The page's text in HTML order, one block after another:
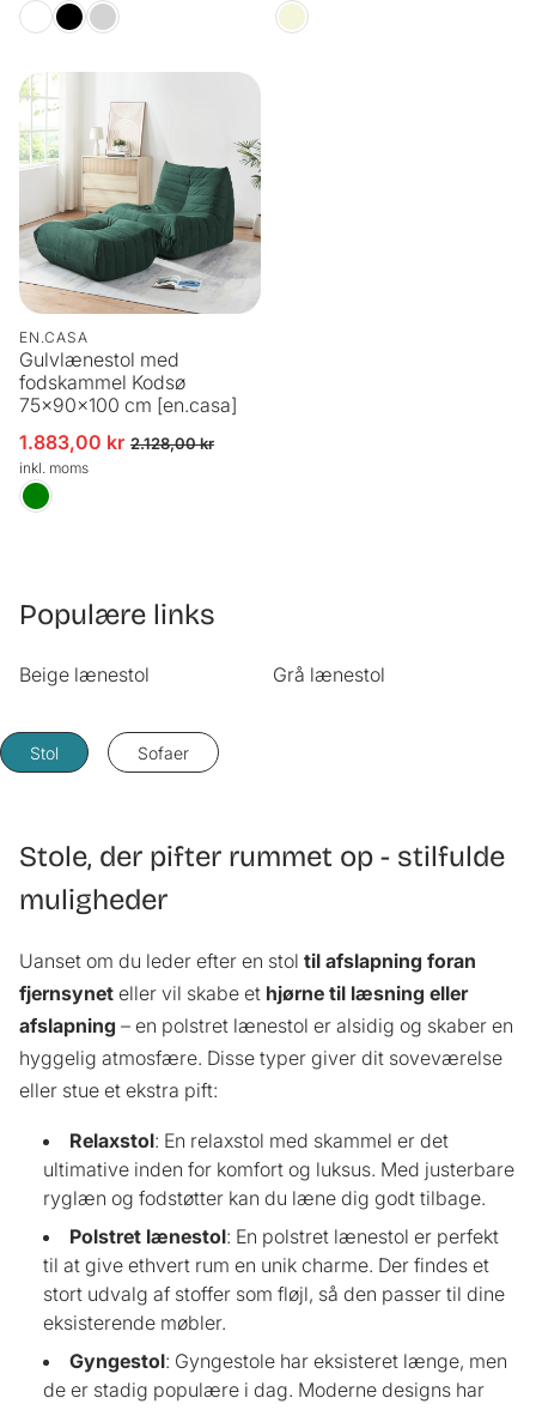
EN.CASA
Gulvlænestol med
fodskammel Kodsø
75x90x100 cm [en.casa]
Udsalgspris
1.883,00 kr
Normalpris 2.128,00 kr
inkl. moms
Populære links
Beige lænestol Grå lænestol
Stol Sofaer
Stole, der pifter rummet op - stilfulde
muligheder
Uanset om du leder efter en stol til afslapning foran
fjernsynet eller vil skabe et hjørne til læsning eller
afslapning – en polstret lænestol er alsidig og skaber en
hyggelig atmosfære. Disse typer giver dit soveværelse
eller stue et ekstra pift:
Relaxstol: En relaxstol med skammel er det
ultimative inden for komfort og luksus. Med justerbare
ryglæn og fodstøtter kan du læne dig godt tilbage.
Polstret lænestol: En polstret lænestol er perfekt
til at give ethvert rum en unik charme. Der findes et
stort udvalg af stoffer som fløjl, så den passer til dine
eksisterende møbler.
Gyngestol: Gyngestole har eksisteret længe, men
de er stadig populære i dag. Moderne designs har